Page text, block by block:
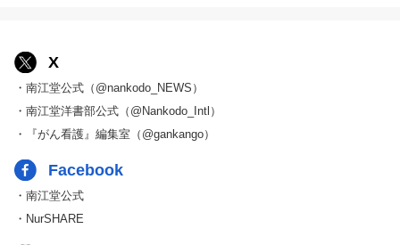
X
・南江堂公式（@nankodo_NEWS）
・南江堂洋書部公式（@Nankodo_Intl）
・『がん看護』編集室（@gankango）
Facebook
・南江堂公式
・NurSHARE